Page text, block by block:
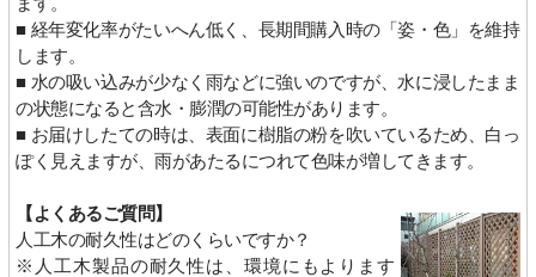
■ 経年変化率がたいへん低く、長期間購入時の「姿・色」を維持
します。
■ 水の吸い込みが少なく雨などに強いのですが、水に浸したまま
の状態になると含水・膨潤の可能性があります。
■ お届けしたての時は、表面に樹脂の粉を吹いているため、白っ
ぽく見えますが、雨があたるにつれて色味が増してきます。
【よくあるご質問】
人工木の耐久性はどのくらいですか？
※人工木製品の耐久性は、環境にもよります